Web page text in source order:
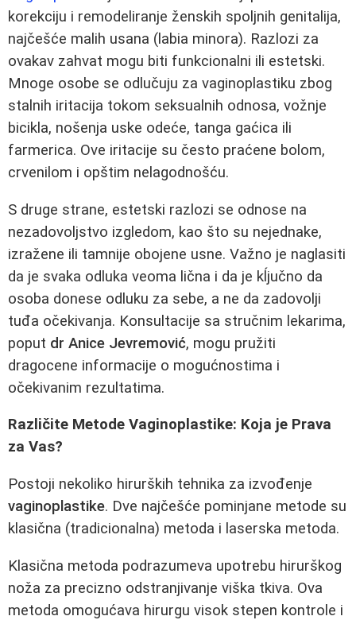
korekciju i remodeliranje ženskih spoljnih genitalija,
najčešće malih usana (labia minora). Razlozi za
ovakav zahvat mogu biti funkcionalni ili estetski.
Mnoge osobe se odlučuju za vaginoplastiku zbog
stalnih iritacija tokom seksualnih odnosa, vožnje
bicikla, nošenja uske odeće, tanga gaćica ili
farmerica. Ove iritacije su često praćene bolom,
crvenilom i opštim nelagodnošću.
S druge strane, estetski razlozi se odnose na
nezadovoljstvo izgledom, kao što su nejednake,
izražene ili tamnije obojene usne. Važno je naglasiti
da je svaka odluka veoma lična i da je kĺjučno da
osoba donese odluku za sebe, a ne da zadovolji
tuđa očekivanja. Konsultacije sa stručnim lekarima,
poput dr Anice Jevremović, mogu pružiti
dragocene informacije o mogućnostima i
očekivanim rezultatima.
Različite Metode Vaginoplastike: Koja je Prava
za Vas?
Postoji nekoliko hirurških tehnika za izvođenje
vaginoplastike. Dve najčešće pominjane metode su
klasična (tradicionalna) metoda i laserska metoda.
Klasična metoda podrazumeva upotrebu hirurškog
noža za precizno odstranjivanje viška tkiva. Ova
metoda omogućava hirurgu visok stepen kontrole i